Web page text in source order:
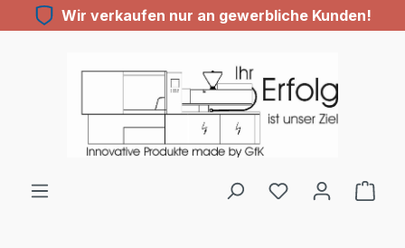
Zum Hauptinhalt springen
Wir verkaufen nur an gewerbliche Kunden!
Du hast 0